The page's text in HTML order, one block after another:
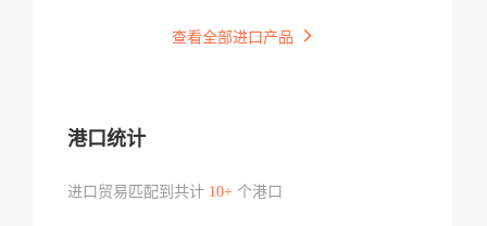
查看全部进口产品
港口统计
进口贸易匹配到共计 10+个港口